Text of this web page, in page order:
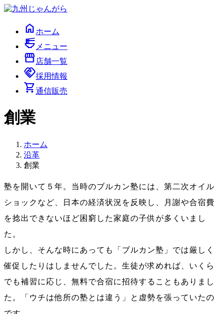
コ
ナ
home ホーム
ramen_dining メニュー
storefront 店舗一覧
handshake採用情報
shopping_cart通信販売
創業
ホーム
沿革
創業
塾を開いて５年。当時のブルカン塾には、第二次オイル
ショックなど、日本の経済状況を反映し、月謝や合宿費
を捻出できないほど困窮した家庭の子供が多くいまし
た。
しかし、そんな時にあっても「ブルカン塾」では厳しく
催促したりはしませんでした。生徒が求めれば、いくら
でも補習に応じ、無料で合宿に招待することもありまし
た。「ウチは他所の塾とは違う」と虚勢を張っていたの